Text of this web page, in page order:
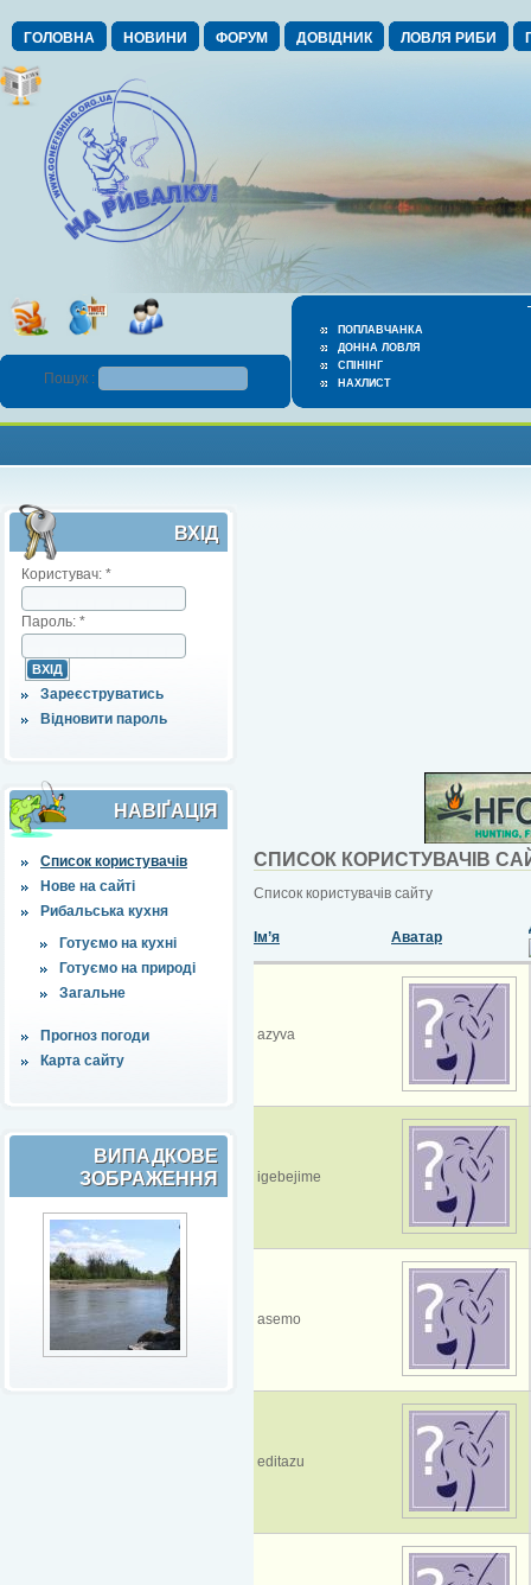
ГОЛОВНА НОВИНИ ФОРУМ ДОВІДНИК ЛОВЛЯ РИБИ
ПОПЛАВЧАНКА
ДОННА ЛОВЛЯ
СПІНІНГ
НАХЛИСТ
Пошук :
ВХІД
Користувач: *
Пароль: *
Зареєструватись
Відновити пароль
НАВІҐАЦІЯ
Список користувачів
Нове на сайті
Рибальська кухня
Готуємо на кухні
Готуємо на природі
Загальне
Прогноз погоди
Карта сайту
ВИПАДКОВЕ
ЗОБРАЖЕННЯ
СПИСОК КОРИСТУВАЧІВ
Список користувачів сайту
Ім’я Аватар
azyva
igebejime
asemo
editazu